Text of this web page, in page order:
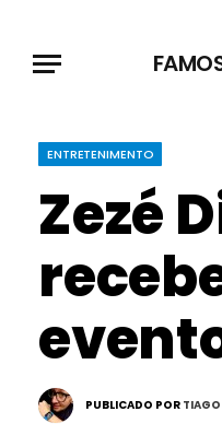
ENTRETENIMENTO
Zezé
PUBLICADO POR